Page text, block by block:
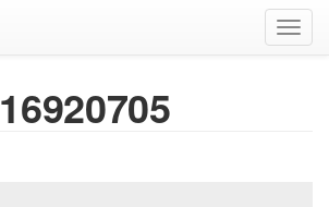
16920705